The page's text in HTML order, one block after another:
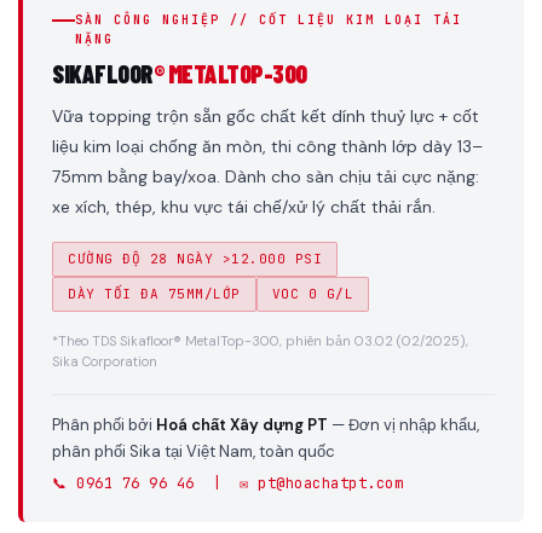
SÀN CÔNG NGHIỆP // CỐT LIỆU KIM LOẠI TẢI
NẶNG
SIKAFLOOR® METALTOP-300
Vữa topping trộn sẵn gốc chất kết dính thuỷ lực + cốt
liệu kim loại chống ăn mòn, thi công thành lớp dày 13–
75mm bằng bay/xoa. Dành cho sàn chịu tải cực nặng:
xe xích, thép, khu vực tái chế/xử lý chất thải rắn.
CƯỜNG ĐỘ 28 NGÀY >12.000 PSI
DÀY TỐI ĐA 75MM/LỚP VOC 0 G/L
*Theo TDS Sikafloor® MetalTop-300, phiên bản 03.02 (02/2025),
Sika Corporation
Phân phối bởi Hoá chất Xây dựng PT — Đơn vị nhập khẩu,
phân phối Sika tại Việt Nam, toàn quốc
📞 0961 76 96 46 | ✉️ pt@hoachatpt.com